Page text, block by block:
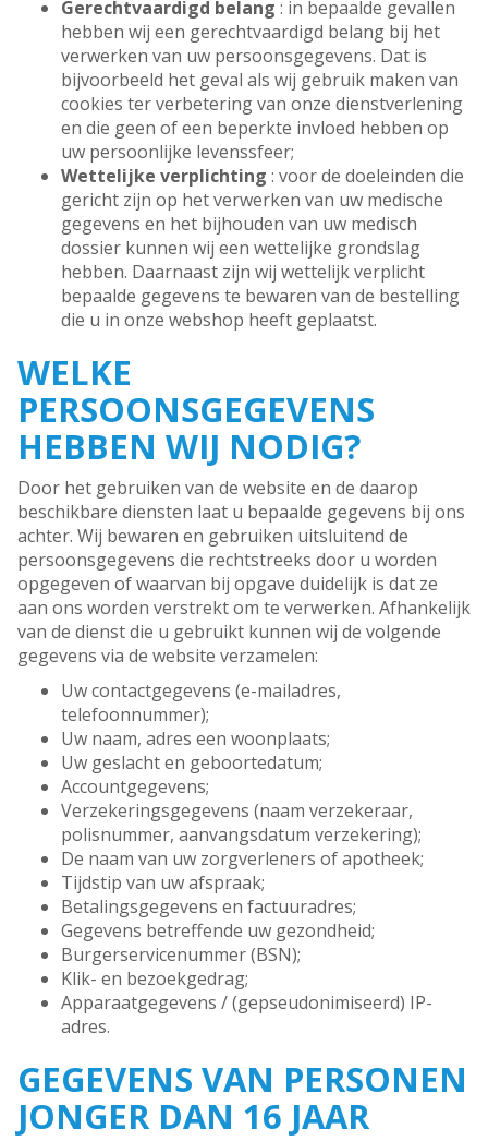
Gerechtvaardigd belang : in bepaalde gevallen
hebben wij een gerechtvaardigd belang bij het
verwerken van uw persoonsgegevens. Dat is
bijvoorbeeld het geval als wij gebruik maken van
cookies ter verbetering van onze dienstverlening
en die geen of een beperkte invloed hebben op
uw persoonlijke levenssfeer;
Wettelijke verplichting : voor de doeleinden die
gericht zijn op het verwerken van uw medische
gegevens en het bijhouden van uw medisch
dossier kunnen wij een wettelijke grondslag
hebben. Daarnaast zijn wij wettelijk verplicht
bepaalde gegevens te bewaren van de bestelling
die u in onze webshop heeft geplaatst.
WELKE
PERSOONSGEGEVENS
HEBBEN WIJ NODIG?
Door het gebruiken van de website en de daarop
beschikbare diensten laat u bepaalde gegevens bij ons
achter. Wij bewaren en gebruiken uitsluitend de
persoonsgegevens die rechtstreeks door u worden
opgegeven of waarvan bij opgave duidelijk is dat ze
aan ons worden verstrekt om te verwerken. Afhankelijk
van de dienst die u gebruikt kunnen wij de volgende
gegevens via de website verzamelen:
Uw contactgegevens (e-mailadres,
telefoonnummer);
Uw naam, adres een woonplaats;
Uw geslacht en geboortedatum;
Accountgegevens;
Verzekeringsgegevens (naam verzekeraar,
polisnummer, aanvangsdatum verzekering);
De naam van uw zorgverleners of apotheek;
Tijdstip van uw afspraak;
Betalingsgegevens en factuuradres;
Gegevens betreffende uw gezondheid;
Burgerservicenummer (BSN);
Klik- en bezoekgedrag;
Apparaatgegevens / (gepseudonimiseerd) IP-
adres.
GEGEVENS VAN PERSONEN
JONGER DAN 16 JAAR